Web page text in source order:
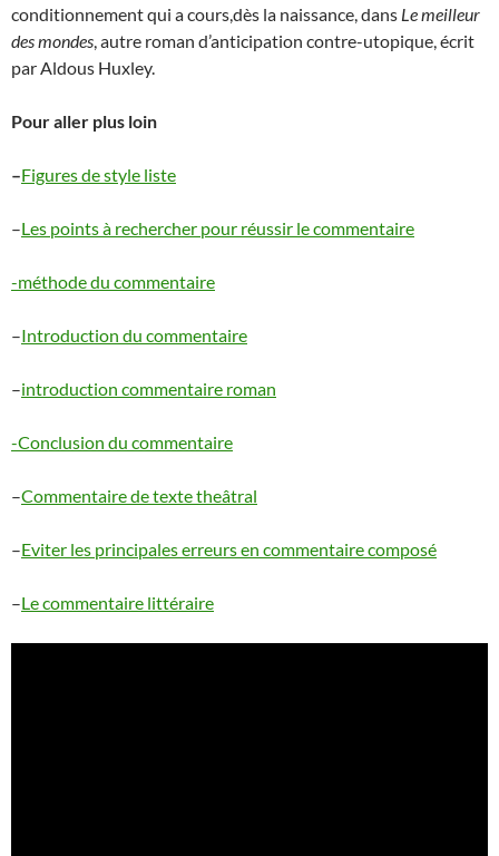
conditionnement qui a cours,dès la naissance, dans Le meilleur
des mondes, autre roman d’anticipation contre-utopique, écrit
par Aldous Huxley.
Pour aller plus loin
–Figures de style liste
–Les points à rechercher pour réussir le commentaire
-méthode du commentaire
–Introduction du commentaire
–introduction commentaire roman
-Conclusion du commentaire
–Commentaire de texte theâtral
–Eviter les principales erreurs en commentaire composé
–Le commentaire littéraire